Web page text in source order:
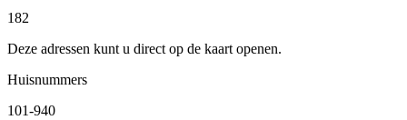
182
Deze adressen kunt u direct op de kaart openen.
Huisnummers
101-940